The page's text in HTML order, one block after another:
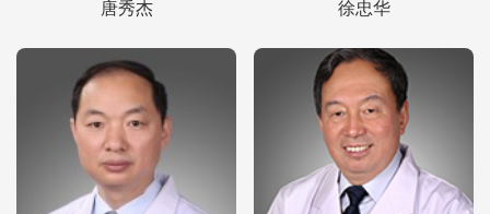
唐秀杰 徐忠华